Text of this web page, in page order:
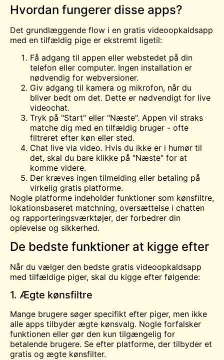
Hvordan fungerer disse apps?
Det grundlæggende flow i en gratis videoopkaldsapp
med en tilfældig pige er ekstremt ligetil:
Få adgang til appen eller webstedet på din
telefon eller computer. Ingen installation er
nødvendig for webversioner.
Giv adgang til kamera og mikrofon, når du
bliver bedt om det. Dette er nødvendigt for live
videochat.
Tryk på "Start" eller "Næste". Appen vil straks
matche dig med en tilfældig bruger - ofte
filtreret efter køn eller sted.
Chat live via video. Hvis du ikke er i humør til
det, skal du bare klikke på "Næste" for at
komme videre.
Der kræves ingen tilmelding eller betaling på
virkelig gratis platforme.
Nogle platforme indeholder funktioner som kønsfiltre,
lokationsbaseret matchning, oversættelse i chatten
og rapporteringsværktøjer, der forbedrer din
oplevelse og sikkerhed.
De bedste funktioner at kigge efter
Når du vælger den bedste gratis videoopkaldsapp
med tilfældige piger, skal du kigge efter følgende:
1. Ægte kønsfiltre
Mange brugere søger specifikt efter piger, men ikke
alle apps tilbyder ægte kønsvalg. Nogle forfalsker
funktionen eller gør den kun tilgængelig for
betalende brugere. Se efter platforme, der tilbyder et
gratis og ægte kønsfilter.